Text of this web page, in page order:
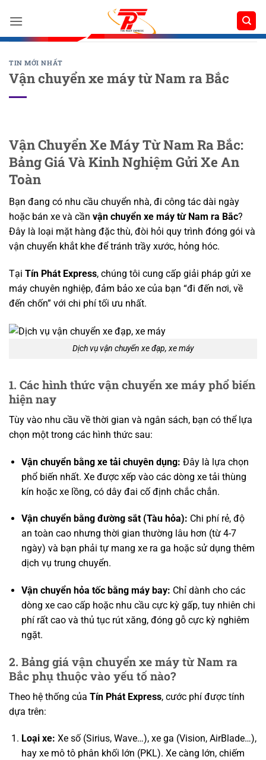
qua
nội
TIN MỚI NHẤT
Vận chuyển xe máy từ Nam ra Bắc
Vận Chuyển Xe Máy Từ Nam Ra Bắc:
Bảng Giá Và Kinh Nghiệm Gửi Xe An
Toàn
Bạn đang có nhu cầu chuyển nhà, đi công tác dài ngày
hoặc bán xe và cần vận chuyển xe máy từ Nam ra Bắc?
Đây là loại mặt hàng đặc thù, đòi hỏi quy trình đóng gói và
vận chuyển khắt khe để tránh trầy xước, hỏng hóc.
Tại Tín Phát Express, chúng tôi cung cấp giải pháp gửi xe
máy chuyên nghiệp, đảm bảo xe của bạn “đi đến nơi, về
đến chốn” với chi phí tối ưu nhất.
Dịch vụ vận chuyển xe đạp, xe máy
1. Các hình thức vận chuyển xe máy phổ biến
hiện nay
Tùy vào nhu cầu về thời gian và ngân sách, bạn có thể lựa
chọn một trong các hình thức sau:
Vận chuyển bằng xe tải chuyên dụng: Đây là lựa chọn
phổ biến nhất. Xe được xếp vào các dòng xe tải thùng
kín hoặc xe lồng, có dây đai cố định chắc chắn.
Vận chuyển bằng đường sắt (Tàu hỏa): Chi phí rẻ, độ
an toàn cao nhưng thời gian thường lâu hơn (từ 4-7
ngày) và bạn phải tự mang xe ra ga hoặc sử dụng thêm
dịch vụ trung chuyển.
Vận chuyển hỏa tốc bằng máy bay: Chỉ dành cho các
dòng xe cao cấp hoặc nhu cầu cực kỳ gấp, tuy nhiên chi
phí rất cao và thủ tục rút xăng, đóng gỗ cực kỳ nghiêm
ngặt.
2. Bảng giá vận chuyển xe máy từ Nam ra
Bắc phụ thuộc vào yếu tố nào?
Theo hệ thống của Tín Phát Express, cước phí được tính
dựa trên:
Loại xe: Xe số (Sirius, Wave…), xe ga (Vision, AirBlade…),
hay xe mô tô phân khối lớn (PKL). Xe càng lớn, chiếm